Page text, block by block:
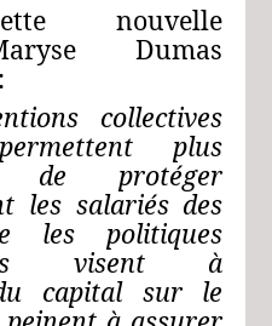
nouvelle
Dumas
collectives
plus
de protéger
les salariés des
les politiques
visent à
capital sur le